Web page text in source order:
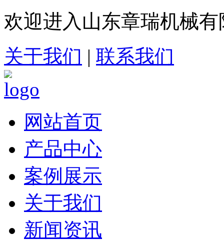
欢迎进入山东章瑞机械
关于我们 | 联系我们
网站首页
产品中心
案例展示
关于我们
新闻资讯